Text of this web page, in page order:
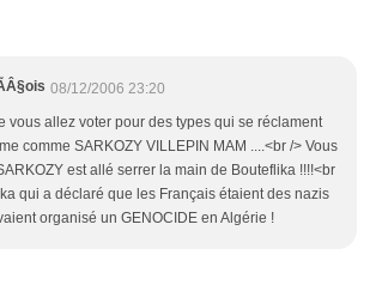
08/12/2006 23:20
vous allez voter pour des types qui se réclament
comme SARKOZY VILLEPIN MAM ....<br /> Vous
est allé serrer la main de Bouteflika !!!!<br
qui a déclaré que les Français étaient des nazis
organisé un GENOCIDE en Algérie !